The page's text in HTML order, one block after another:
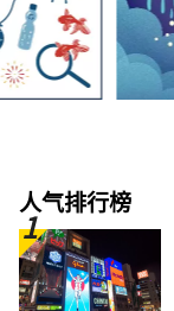
人气排行榜